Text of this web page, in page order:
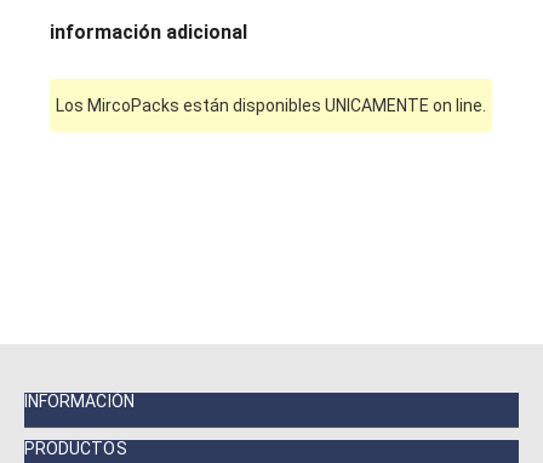
información adicional
Los MircoPacks están disponibles UNICAMENTE on line.
INFORMACIÓN
PRODUCTOS